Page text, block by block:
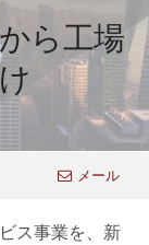
ら工場
メール
ス事業を、新